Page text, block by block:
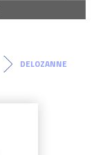
DELOZANNE